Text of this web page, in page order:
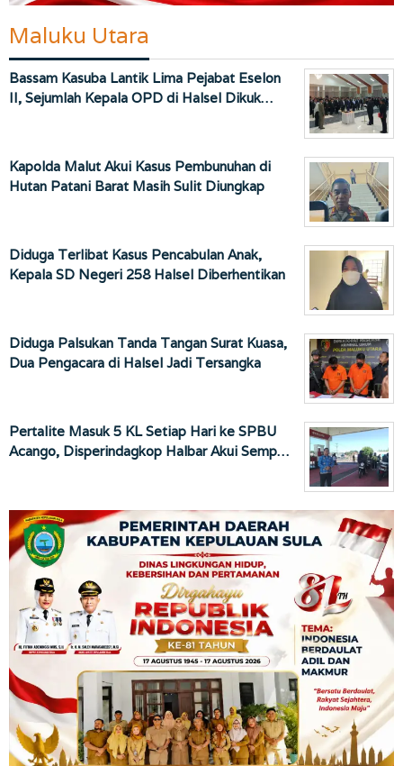
Maluku Utara
Bassam Kasuba Lantik Lima Pejabat Eselon
II, Sejumlah Kepala OPD di Halsel Dikuk…
Kapolda Malut Akui Kasus Pembunuhan di
Hutan Patani Barat Masih Sulit Diungkap
Diduga Terlibat Kasus Pencabulan Anak,
Kepala SD Negeri 258 Halsel Diberhentikan
Diduga Palsukan Tanda Tangan Surat Kuasa,
Dua Pengacara di Halsel Jadi Tersangka
Pertalite Masuk 5 KL Setiap Hari ke SPBU
Acango, Disperindagkop Halbar Akui Semp…